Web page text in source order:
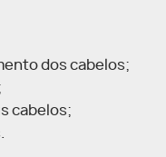
dos cabelos;
cabelos;